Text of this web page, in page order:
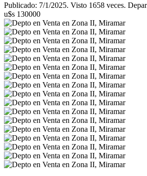
Publicado: 7/1/2025. Visto 1658 veces.
u$s 130000